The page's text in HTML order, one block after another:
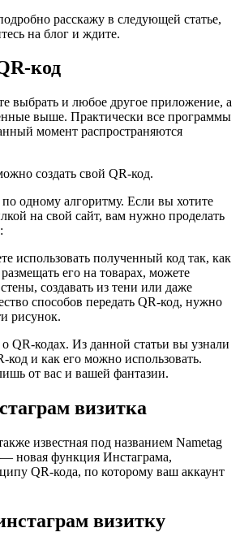
расскажу в следующей статье,
на блог и ждите.
код
выбрать и любое другое приложение, а
выше. Практически все программы
момент распространяются
создать свой QR-код.
одному алгоритму. Если вы хотите
на свой сайт, вам нужно проделать
использовать полученный код так, как
его на товарах, можете
создавать из тени или даже
способов передать QR-код, нужно
рисунок.
о QR-кодах. Из данной статьи вы узнали
код и как его можно использовать.
от вас и вашей фантазии.
визитка
известная под названием Nametag
новая функция Инстаграма,
QR-кода, по которому ваш аккаунт
визитку